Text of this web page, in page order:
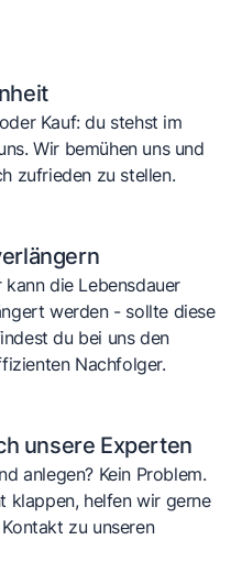
Kauf: du stehst im
Wir bemühen uns und
zufrieden zu stellen.
die Lebensdauer
werden - sollte diese
du bei uns den
Nachfolger.
unsere Experten
anlegen? Kein Problem.
klappen, helfen wir gerne
zu unseren